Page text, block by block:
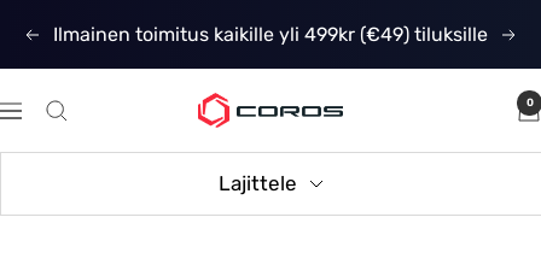
Edellinen
Ilmainen toimitus kaikille yli 499kr (€49) tiluksille
Navigaatio
COROS
0
Lajittele